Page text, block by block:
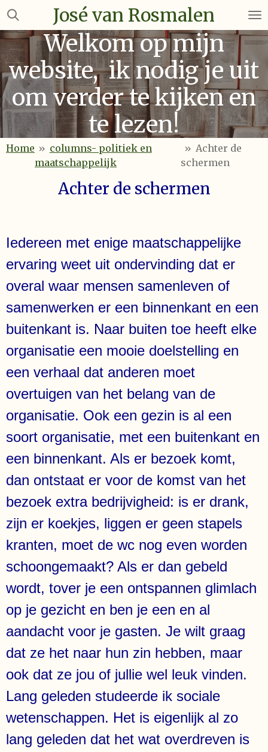
Ga
naar
de
hoofdinhoud
José van Rosmalen
Welkom op mijn
website, ik nodig je uit
om verder te kijken en
te lezen!
Home » columns- politiek en
maatschappelijk
» Achter de
schermen
Achter de schermen
Iedereen met enige maatschappelijke
ervaring weet uit ondervinding dat er
overal waar mensen samenleven of
samenwerken er een binnenkant en een
buitenkant is. Naar buiten toe heeft elke
organisatie een mooie doelstelling en
een verhaal dat anderen moet
overtuigen van het belang van de
organisatie. Ook een gezin is al een
soort organisatie, met een buitenkant en
een binnenkant. Als er bezoek komt,
dan ontstaat er voor de komst van het
bezoek extra bedrijvigheid: is er drank,
zijn er koekjes, liggen er geen stapels
kranten, moet de wc nog even worden
schoongemaakt? Als er dan gebeld
wordt, tover je een ontspannen glimlach
op je gezicht en ben je een en al
aandacht voor je gasten. Je wilt graag
dat ze het naar hun zin hebben, maar
ook dat ze jou of jullie wel leuk vinden.
Lang geleden studeerde ik sociale
wetenschappen. Het is eigenlijk al zo
lang geleden dat het wat overdreven is